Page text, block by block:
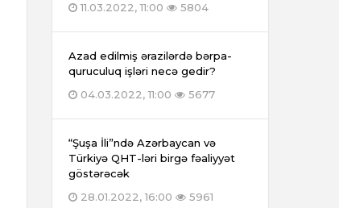
11.03.2022, 11:00
5804
Azad edilmiş ərazilərdə bərpa-
quruculuq işləri necə gedir?
04.03.2022, 11:00
5677
“Şuşa İli”ndə Azərbaycan və
Türkiyə QHT-ləri birgə fəaliyyət
göstərəcək
28.01.2022, 16:00
5961